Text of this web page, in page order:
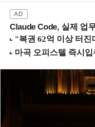
Claude Code, 실제 업무 자동